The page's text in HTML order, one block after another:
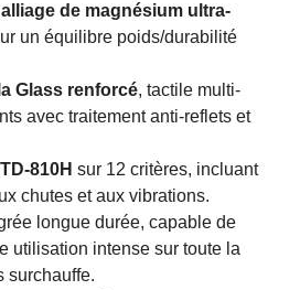
de magnésium ultra-
un équilibre poids/durabilité
Glass renforcé, tactile multi-
avec traitement anti-reflets et
810H sur 12 critères, incluant
chutes et aux vibrations.
longue durée, capable de
utilisation intense sur toute la
surchauffe.